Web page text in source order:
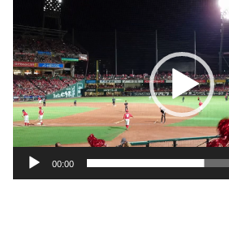
画
プ
レ
ー
ヤ
ー
00:00